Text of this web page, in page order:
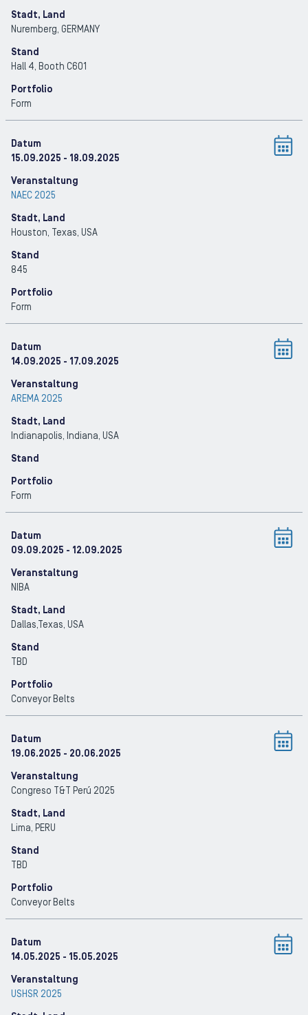
Stadt, Land
Nuremberg, GERMANY
Stand
Hall 4, Booth C601
Portfolio
Form
Datum
15.09.2025 - 18.09.2025
Veranstaltung
NAEC 2025
Stadt, Land
Houston, Texas, USA
Stand
845
Portfolio
Form
Datum
14.09.2025 - 17.09.2025
Veranstaltung
AREMA 2025
Stadt, Land
Indianapolis, Indiana, USA
Stand
Portfolio
Form
Datum
09.09.2025 - 12.09.2025
Veranstaltung
NIBA
Stadt, Land
Dallas,Texas, USA
Stand
TBD
Portfolio
Conveyor Belts
Datum
19.06.2025 - 20.06.2025
Veranstaltung
Congreso T&T Perú 2025
Stadt, Land
Lima, PERU
Stand
TBD
Portfolio
Conveyor Belts
Datum
14.05.2025 - 15.05.2025
Veranstaltung
USHSR 2025